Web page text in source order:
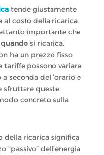
tende giustamente
al costo della ricarica.
importante che
quandosi ricarica.
ha un prezzo fisso
tariffe possono variare
seconda dell’orario e
sfruttare queste
concreto sulla
della ricarica significa
“passivo” dell’energia